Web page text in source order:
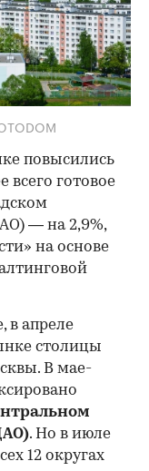
повысились
всего готовое
— на 2,9%,
на основе
в апреле
столицы
В мае-
. Но в июле
12 округах